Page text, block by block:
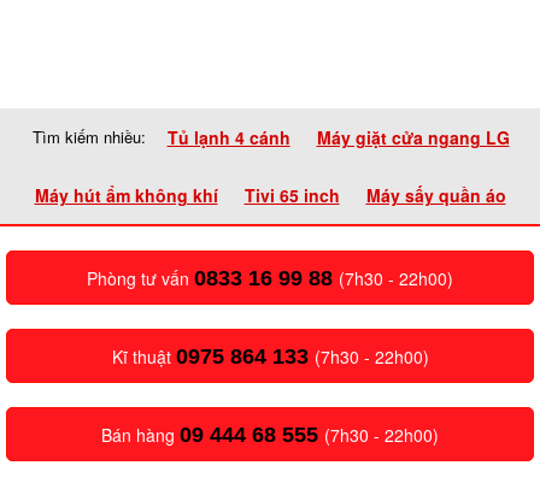
Tìm kiếm nhiều: Tủ lạnh 4 cánh Máy giặt cửa ngang LG
Máy hút ẩm không khí Tivi 65 inch Máy sấy quần áo
Phòng tư vấn 0833 16 99 88 (7h30 - 22h00)
Kĩ thuật 0975 864 133 (7h30 - 22h00)
Bán hàng 09 444 68 555 (7h30 - 22h00)